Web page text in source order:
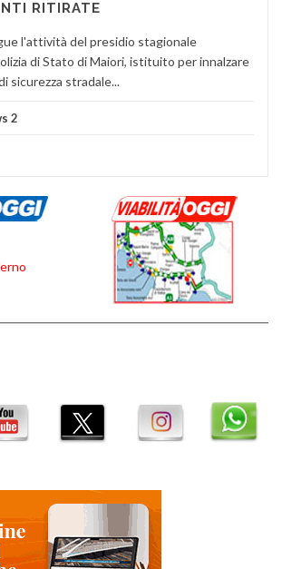
RITIRATE
l'attività del presidio stagionale
di Stato di Maiori, istituito per innalzare
sicurezza stradale...
2